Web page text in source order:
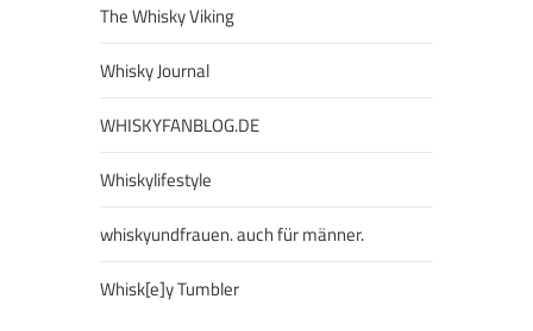
The Whisky Viking
Whisky Journal
WHISKYFANBLOG.DE
Whiskylifestyle
whiskyundfrauen. auch für männer.
Whisk[e]y Tumbler